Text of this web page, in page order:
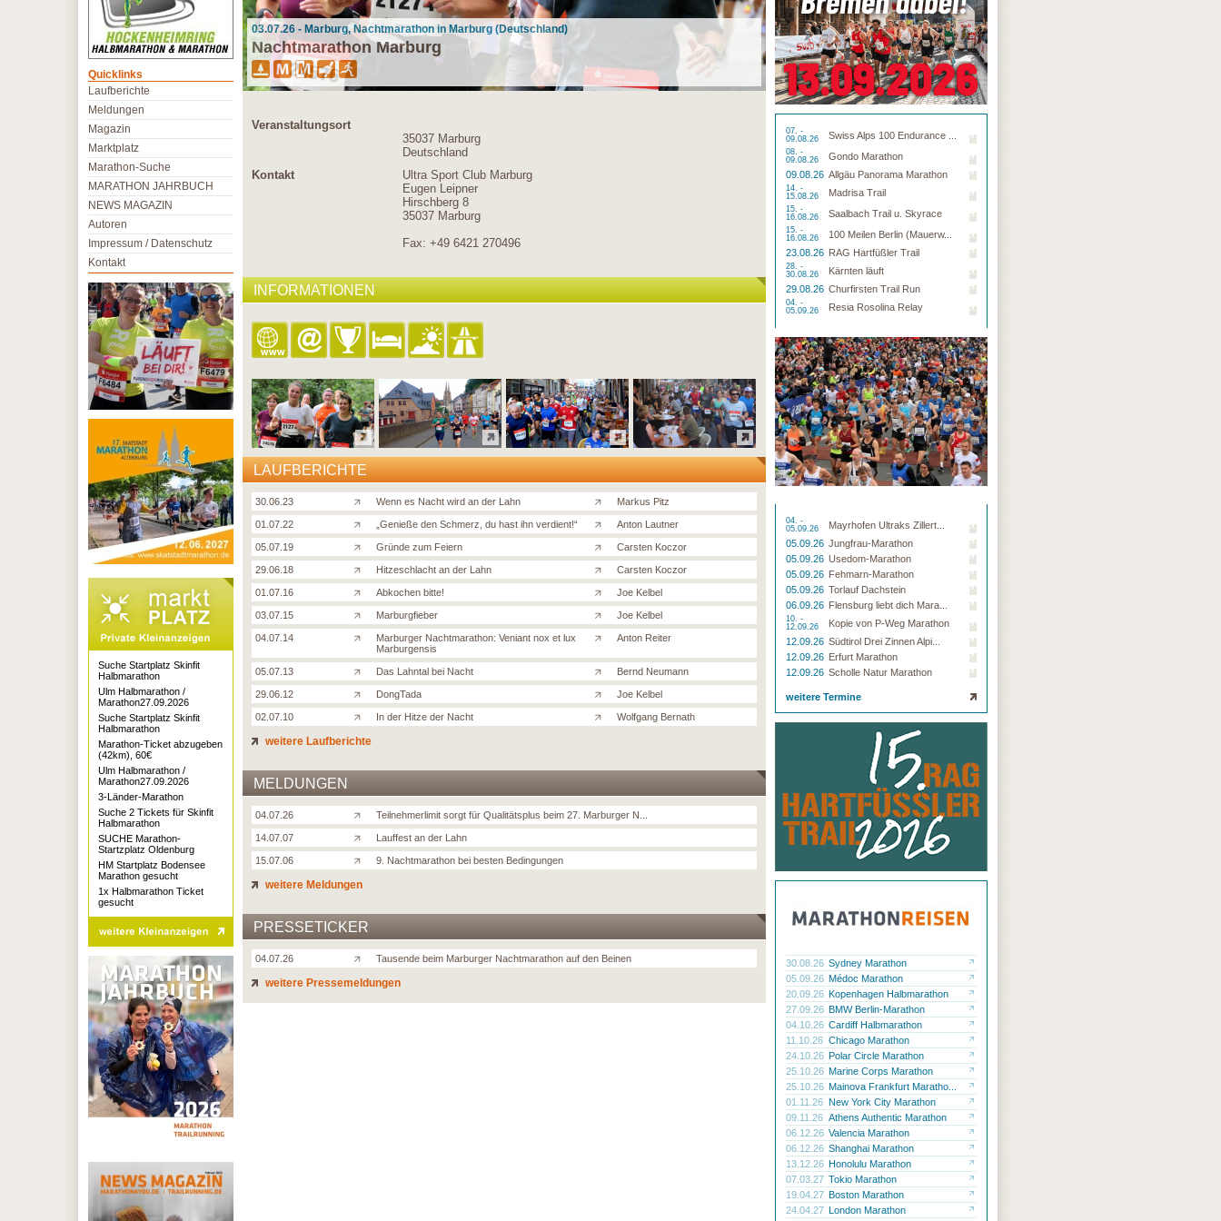
03.07.26 - Marburg, Nachtmarathon in Marburg (Deutschland)
Nachtmarathon Marburg
Veranstaltungsort
35037 Marburg
Deutschland
Kontakt
Ultra Sport Club Marburg
Eugen Leipner
Hirschberg 8
35037 Marburg
Fax: +49 6421 270496
INFORMATIONEN
LAUFBERICHTE
30.06.23 Wenn es Nacht wird an der Lahn Markus Pitz
01.07.22 „Genieße den Schmerz, du hast ihn verdient!“ Anton Lautner
05.07.19 Gründe zum Feiern Carsten Koczor
29.06.18 Hitzeschlacht an der Lahn Carsten Koczor
01.07.16 Abkochen bitte! Joe Kelbel
03.07.15 Marburgfieber Joe Kelbel
04.07.14
Marburger Nachtmarathon: Veniant nox et lux
Marburgensis
Anton Reiter
05.07.13 Das Lahntal bei Nacht Bernd Neumann
29.06.12 DongTada Joe Kelbel
02.07.10 In der Hitze der Nacht Wolfgang Bernath
weitere Laufberichte
MELDUNGEN
04.07.26 Teilnehmerlimit sorgt für Qualitätsplus beim 27. Marburger N...
14.07.07 Lauffest an der Lahn
15.07.06 9. Nachtmarathon bei besten Bedingungen
weitere Meldungen
PRESSETICKER
04.07.26 Tausende beim Marburger Nachtmarathon auf den Beinen
weitere Pressemeldungen
07. -
09.08.26
Swiss Alps 100 Endurance ...
08. -
09.08.26
Gondo Marathon
09.08.26 Allgäu Panorama Marathon
14. -
15.08.26
Madrisa Trail
15. -
16.08.26
Saalbach Trail u. Skyrace
15. -
16.08.26
100 Meilen Berlin (Mauerw...
23.08.26 RAG Hartfüßler Trail
28. -
30.08.26
Kärnten läuft
29.08.26 Churfirsten Trail Run
04. -
05.09.26
Resia Rosolina Relay
04. -
05.09.26
Mayrhofen Ultraks Zillert...
05.09.26 Jungfrau-Marathon
05.09.26 Usedom-Marathon
05.09.26 Fehmarn-Marathon
05.09.26 Torlauf Dachstein
06.09.26 Flensburg liebt dich Mara...
10. -
12.09.26
Kopie von P-Weg Marathon
12.09.26 Südtirol Drei Zinnen Alpi...
12.09.26 Erfurt Marathon
12.09.26 Scholle Natur Marathon
weitere Termine
30.08.26 Sydney Marathon
05.09.26 Médoc Marathon
20.09.26 Kopenhagen Halbmarathon
27.09.26 BMW Berlin-Marathon
04.10.26 Cardiff Halbmarathon
11.10.26 Chicago Marathon
24.10.26 Polar Circle Marathon
25.10.26 Marine Corps Marathon
25.10.26 Mainova Frankfurt Maratho...
01.11.26 New York City Marathon
09.11.26 Athens Authentic Marathon
06.12.26 Valencia Marathon
06.12.26 Shanghai Marathon
13.12.26 Honolulu Marathon
07.03.27 Tokio Marathon
19.04.27 Boston Marathon
24.04.27 London Marathon
Quicklinks
Laufberichte
Meldungen
Magazin
Marktplatz
Marathon-Suche
MARATHON JAHRBUCH
NEWS MAGAZIN
Autoren
Impressum / Datenschutz
Kontakt
Suche Startplatz Skinfit
Halbmarathon
Ulm Halbmarathon /
Marathon27.09.2026
Suche Startplatz Skinfit
Halbmarathon
Marathon-Ticket abzugeben
(42km), 60€
Ulm Halbmarathon /
Marathon27.09.2026
3-Länder-Marathon
Suche 2 Tickets für Skinfit
Halbmarathon
SUCHE Marathon-
Startzplatz Oldenburg
HM Startplatz Bodensee
Marathon gesucht
1x Halbmarathon Ticket
gesucht